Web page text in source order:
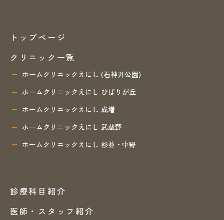
トップページ
クリニック一覧
ホームクリニックえにし (石神井公園)
ホームクリニックえにし ひばりが丘
ホームクリニックえにし 成増
ホームクリニックえにし 武蔵野
ホームクリニックえにし 杉並・中野
診療科目紹介
医師・スタッフ紹介